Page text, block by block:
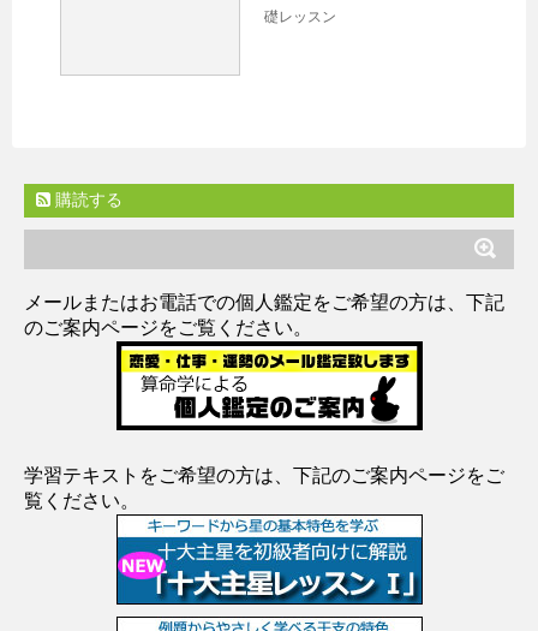
礎レッスン
購読する
メールまたはお電話での個人鑑定をご希望の方は、下記
のご案内ページをご覧ください。
学習テキストをご希望の方は、下記のご案内ページをご
覧ください。